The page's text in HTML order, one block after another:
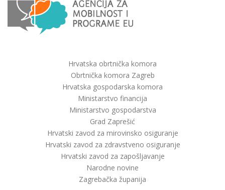
Hrvatska obrtnička komora
Obrtnička komora Zagreb
Hrvatska gospodarska komora
Ministarstvo financija
Ministarstvo gospodarstva
Grad Zaprešić
Hrvatski zavod za mirovinsko osiguranje
Hrvatski zavod za zdravstveno osiguranje
Hrvatski zavod za zapošljavanje
Narodne novine
Zagrebačka županija